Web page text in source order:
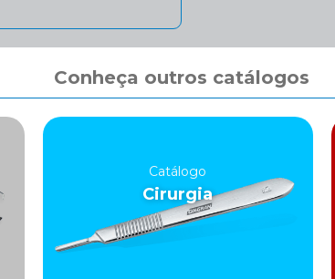
Conheça outros catálogos
Catálogo
Cirurgia